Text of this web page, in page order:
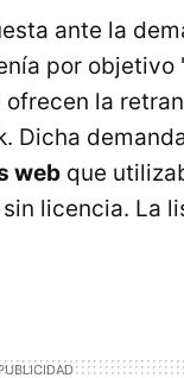
ante la
por
la
Dicha
web que
licencia. La